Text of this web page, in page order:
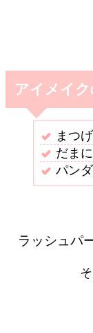
アイメイ
まつ
だま
パン
ラッシュパ